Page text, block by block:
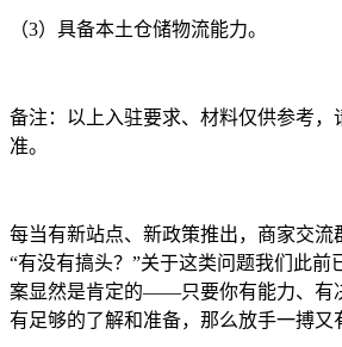
（3）具备本土仓储物流能力。
备注：以上入驻要求、材料仅供参考，
准。
每当有新站点、新政策推出，商家交流
“有没有搞头？”关于这类问题我们此前
案显然是肯定的——只要你有能力、有
有足够的了解和准备，那么放手一搏又